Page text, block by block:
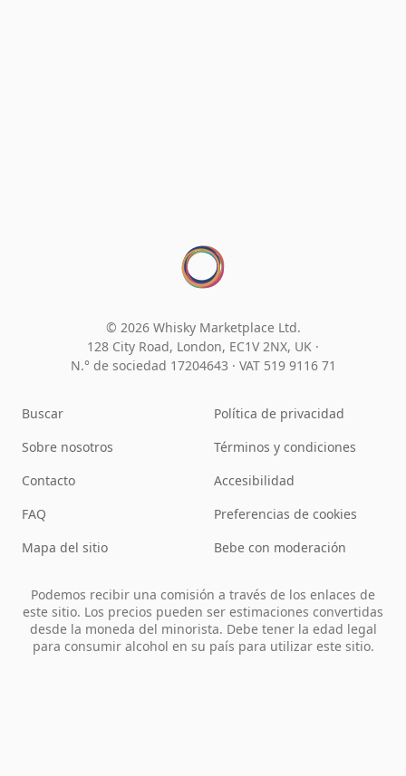
© 2026 Whisky Marketplace Ltd.
128 City Road, London, EC1V 2NX, UK ·
N.° de sociedad 17204643 · VAT 519 9116 71
Buscar
Sobre nosotros
Contacto
FAQ
Mapa del sitio
Política de privacidad
Términos y condiciones
Accesibilidad
Preferencias de cookies
Bebe con moderación
Podemos recibir una comisión a través de los enlaces de
este sitio. Los precios pueden ser estimaciones convertidas
desde la moneda del minorista. Debe tener la edad legal
para consumir alcohol en su país para utilizar este sitio.